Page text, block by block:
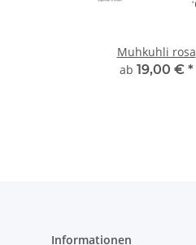
Muhkuhli rosa
ab 19,00 € *
Informationen